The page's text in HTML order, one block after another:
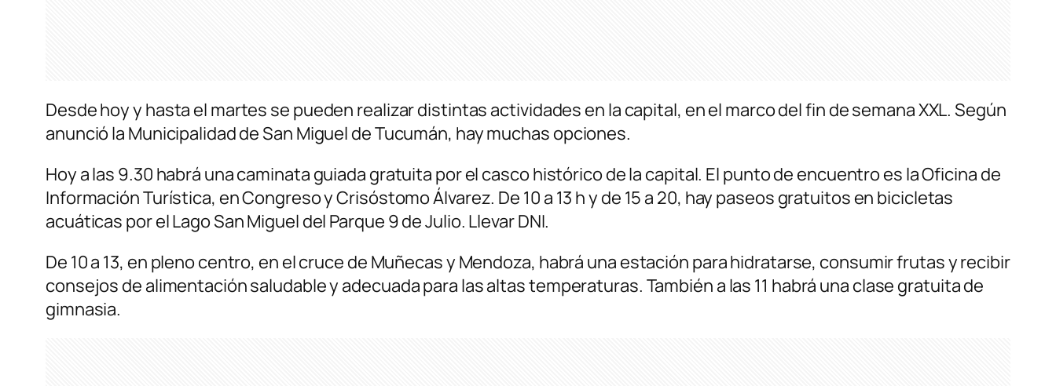
Desde hoy y hasta el martes se pueden realizar distintas actividades en la capital, en el marco del fin de semana XXL. Según
anunció la Municipalidad de San Miguel de Tucumán, hay muchas opciones.
Hoy a las 9.30 habrá una caminata guiada gratuita por el casco histórico de la capital. El punto de encuentro es la Oficina de
Información Turística, en Congreso y Crisóstomo Álvarez. De 10 a 13 h y de 15 a 20, hay paseos gratuitos en bicicletas
acuáticas por el Lago San Miguel del Parque 9 de Julio. Llevar DNI.
De 10 a 13, en pleno centro, en el cruce de Muñecas y Mendoza, habrá una estación para hidratarse, consumir frutas y recibir
consejos de alimentación saludable y adecuada para las altas temperaturas. También a las 11 habrá una clase gratuita de
gimnasia.